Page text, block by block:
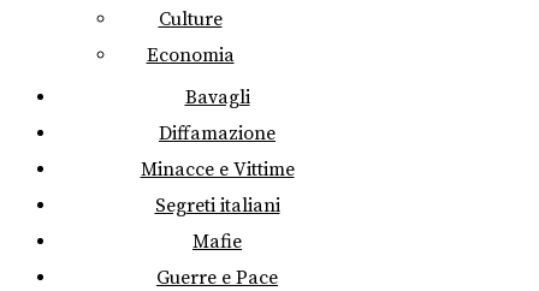
Culture
Economia
Bavagli
Diffamazione
Minacce e Vittime
Segreti italiani
Mafie
Guerre e Pace